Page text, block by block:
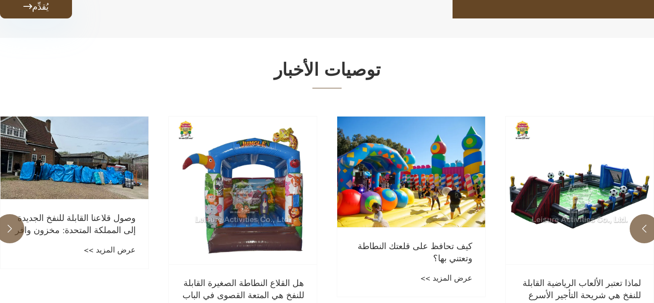
يُقدِّم
توصيات الأخبار
لماذا تعتبر الألعاب الرياضية القابلة
للنفخ هي شريحة التأجير الأسرع
كيف تحافظ على قلعتك النطاطة
وتعتني بها؟
عرض المزيد >>
هل القلاع النطاطة الصغيرة القابلة
للنفخ هي المتعة القصوى في الباب
وصول قلاعنا القابلة للنفخ الجديدة
إلى المملكة المتحدة: مخزون وافر
عرض المزيد >>

